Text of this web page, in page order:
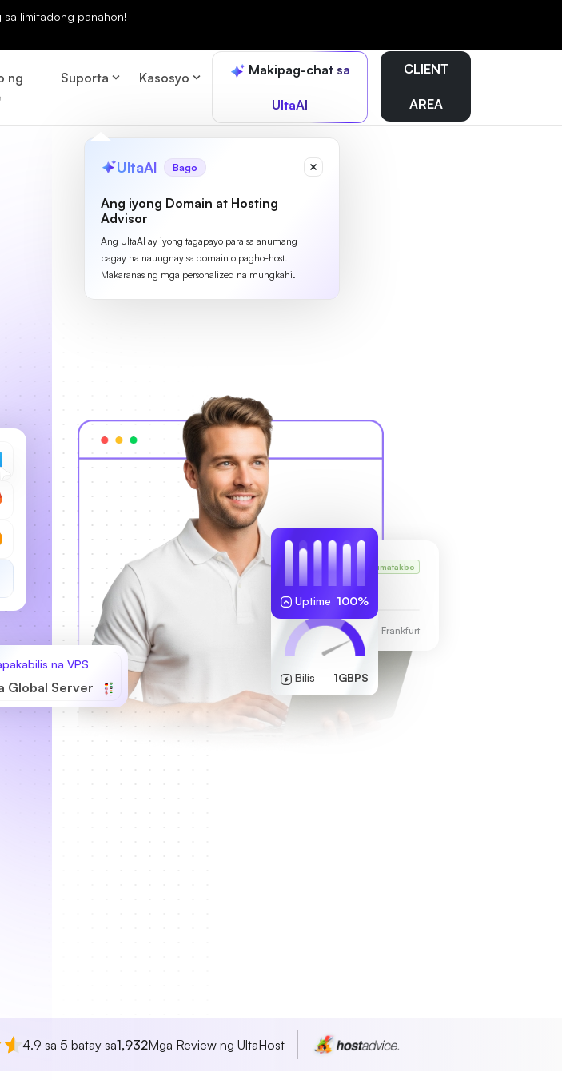
sa limitadong panahon!
ng
Suporta Kasosyo Makipag-chat sa
UltaAI
UltaAI Bago
Ang iyong Domain at Hosting
Advisor
Ang UltaAI ay iyong tagapayo para sa anumang
bagay na nauugnay sa domain o pagho-host.
Makaranas ng mga personalized na mungkahi.
CLIENT
AREA
VPS ni Karl Tumatakbo
255.189.85.19
Sentro ng Data ng Frankfurt
Bilis 1GBPS
Uptime 100%
na VPS
Global Server
4.9 sa 5 batay sa1,932Mga Review ng UltaHost